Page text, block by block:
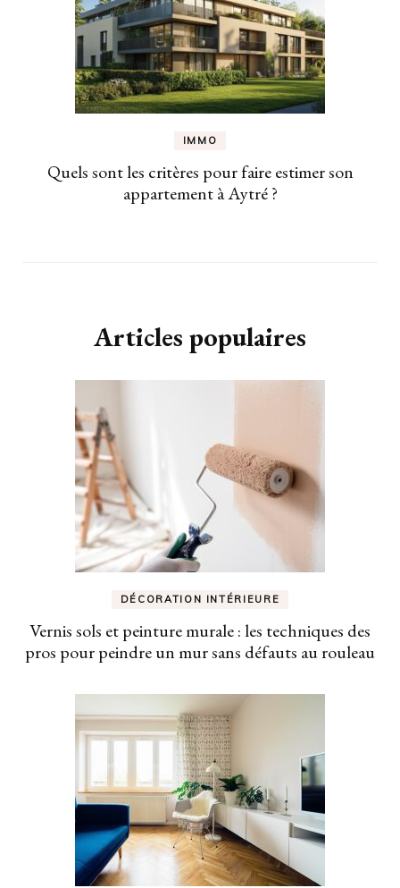
IMMO
Quels sont les critères pour faire estimer son
appartement à Aytré ?
Articles populaires
DÉCORATION INTÉRIEURE
Vernis sols et peinture murale : les techniques des
pros pour peindre un mur sans défauts au rouleau